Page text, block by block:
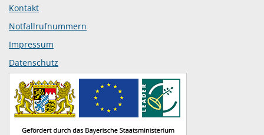
Kontakt
Notfallrufnummern
Impressum
Datenschutz